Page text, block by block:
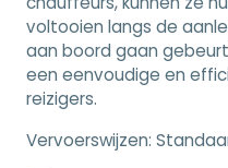
voltooien langs de
aan boord gaan
een eenvoudige en
reizigers.
Vervoerswijzen: